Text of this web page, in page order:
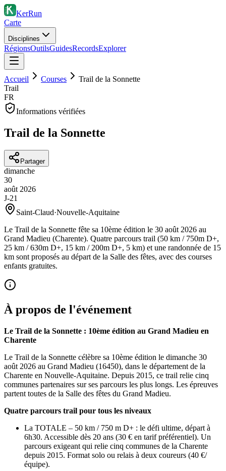
KerRun
Carte
Disciplines
RégionsOutilsGuidesRecordsExplorer
Accueil Courses
Trail de la Sonnette
Trail
FR
Informations vérifiées
Trail de la Sonnette
Partager
dimanche
30
août 2026
J-21
Saint-Claud·Nouvelle-Aquitaine
Le Trail de la Sonnette fête sa 10ème édition le 30 août 2026 au
Grand Madieu (Charente). Quatre parcours trail (50 km / 750m D+,
25 km / 630m D+, 15 km / 200m D+, 5 km) et une randonnée de 15
km sont proposés au départ de la Salle des fêtes, avec des courses
enfants gratuites.
À propos de l'événement
Le Trail de la Sonnette : 10ème édition au Grand Madieu en
Charente
Le Trail de la Sonnette célèbre sa 10ème édition le dimanche 30
août 2026 au Grand Madieu (16450), dans le département de la
Charente en Nouvelle-Aquitaine. Depuis 2015, ce trail relie cinq
communes partenaires sur ses parcours les plus longs. Les épreuves
partent toutes de la Salle des fêtes du Grand Madieu.
Quatre parcours trail pour tous les niveaux
La TOTALE – 50 km / 750 m D+ : le défi ultime, départ à
6h30. Accessible dès 20 ans (30 € en tarif préférentiel). Un
parcours exigeant qui relie cinq communes de la Charente
depuis 2015. Format solo ou relais à deux coureurs (40 €/
équipe).